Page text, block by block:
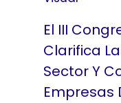
El III
Clarifica
Sector Y
Empresas